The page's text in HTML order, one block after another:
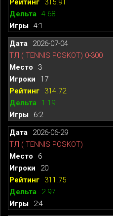
315.91
4.68
4:1
2026-07-04
ТЛ ( TENNIS POSKOT) 0-300
3
17
314.72
1.19
6:2
2026-06-29
ТЛ ( TENNIS POSKOT)
6
20
311.75
2.97
2:4